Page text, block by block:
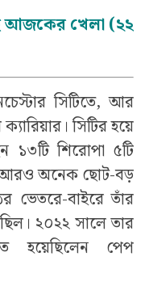
আজকের খেলা (২২
সিটিতে, আর
সিটির হয়ে
১৩টি শিরোপা ৫টি
আরও অনেক ছোট-বড়
ভেতরে-বাইরে তাঁর
২০২২ সালে তার
হয়েছিলেন পেপ